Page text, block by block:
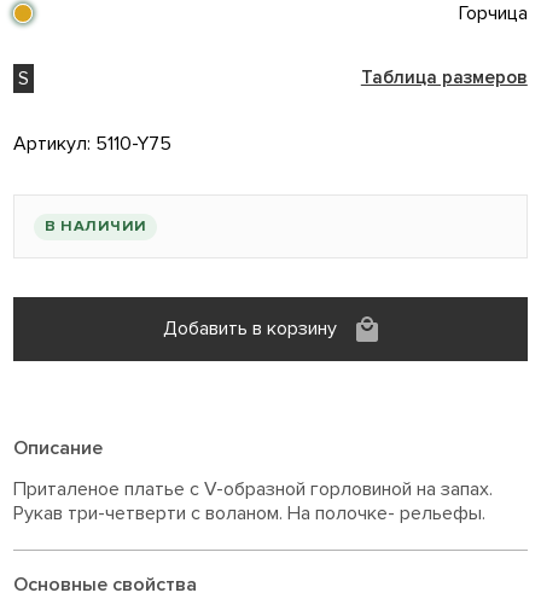
Горчица
S Таблица размеров
Артикул: 5110-Y75
В НАЛИЧИИ
Добавить в корзину
Описание
Приталеное платье с V-образной горловиной на запах.
Рукав три-четверти с воланом. На полочке- рельефы.
Основные свойства